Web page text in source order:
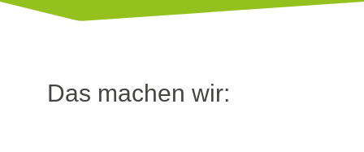
Das machen wir: